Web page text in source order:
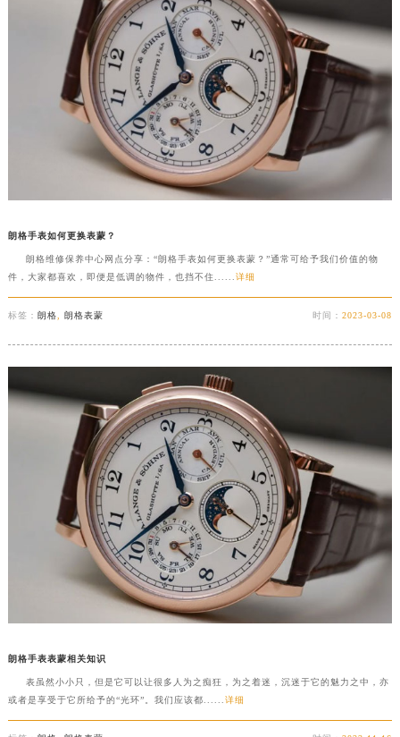
朗格手表如何更换表蒙？
朗格维修保养中心网点分享：“朗格手表如何更换表蒙？”通常可给予我们价值的物
件，大家都喜欢，即便是低调的物件，也挡不住...... 详细
标签： 朗格 朗格表蒙 时间：2023-03-08
朗格手表表蒙相关知识
表虽然小小只，但是它可以让很多人为之痴狂，为之着迷，沉迷于它的魅力之中，亦
或者是享受于它所给予的“光环”。我们应该都...... 详细